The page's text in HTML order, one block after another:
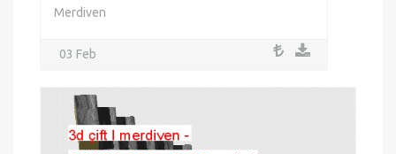
Merdiven
03 Feb